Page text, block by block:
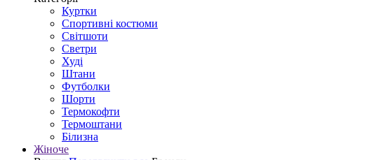
Куртки
Спортивні костюми
Світшоти
Светри
Худі
Штани
Футболки
Шорти
Термокофти
Термоштани
Білизна
Жіноче